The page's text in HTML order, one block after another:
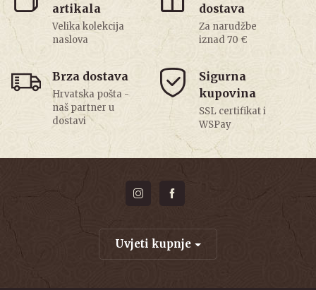
artikala
Velika kolekcija
naslova
dostava
Za narudžbe
iznad 70 €
Brza dostava
Hrvatska pošta -
naš partner u
dostavi
Sigurna
kupovina
SSL certifikat i
WSPay
Uvjeti kupnje